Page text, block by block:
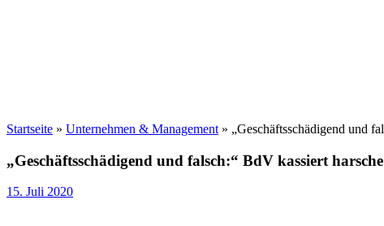
Startseite » Unternehmen & Management » „Geschäftsschädigend und
„Geschäftsschädigend und falsch:“ BdV kassiert
15. Juli 2020